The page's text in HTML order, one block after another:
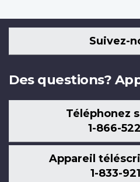
Suivez-
Des questions?
Téléphonez
1-866-
Appareil
1-833-